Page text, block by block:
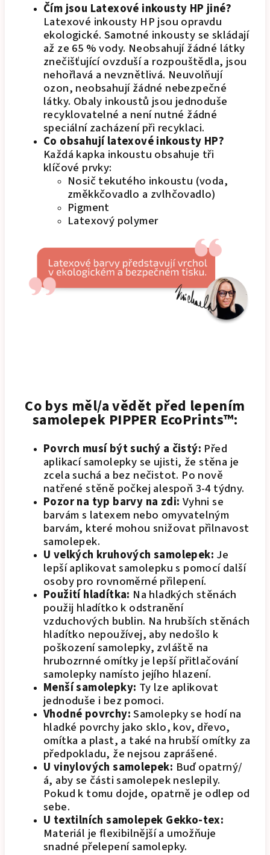
Čím jsou Latexové inkousty HP jiné?
Latexové inkousty HP jsou opravdu
ekologické. Samotné inkousty se skládají
až ze 65 % vody. Neobsahují žádné látky
znečišťující ovzduší a rozpouštědla, jsou
nehořlavá a nevznětlivá. Neuvolňují
ozon, neobsahují žádné nebezpečné
látky. Obaly inkoustů jsou jednoduše
recyklovatelné a není nutné žádné
speciální zacházení při recyklaci.
Co obsahují latexové inkousty HP?
Každá kapka inkoustu obsahuje tři
klíčové prvky:
Nosič tekutého inkoustu (voda,
změkkčovadlo a zvlhčovadlo)
Pigment
Latexový polymer
Co bys měl/a vědět před lepením
samolepek PIPPER EcoPrints™:
Povrch musí být suchý a čistý: Před
aplikací samolepky se ujisti, že stěna je
zcela suchá a bez nečistot. Po nově
natřené stěně počkej alespoň 3-4 týdny.
Pozor na typ barvy na zdi: Vyhni se
barvám s latexem nebo omyvatelným
barvám, které mohou snižovat přilnavost
samolepek.
U velkých kruhových samolepek: Je
lepší aplikovat samolepku s pomocí další
osoby pro rovnoměrné přilepení.
Použití hladítka: Na hladkých stěnách
použij hladítko k odstranění
vzduchových bublin. Na hrubších stěnách
hladítko nepoužívej, aby nedošlo k
poškození samolepky, zvláště na
hrubozrnné omítky je lepší přitlačování
samolepky namísto jejího hlazení.
Menší samolepky: Ty lze aplikovat
jednoduše i bez pomoci.
Vhodné povrchy:Samolepky se hodí na
hladké povrchy jako sklo, kov, dřevo,
omítka a plast, a také na hrubší omítky za
předpokladu, že nejsou zaprášené.
U vinylových samolepek: Buď opatrný/
á, aby se části samolepek neslepily.
Pokud k tomu dojde, opatrně je odlep od
sebe.
U textilních samolepek Gekko-tex:
Materiál je flexibilnější a umožňuje
snadné přelepení samolepky.